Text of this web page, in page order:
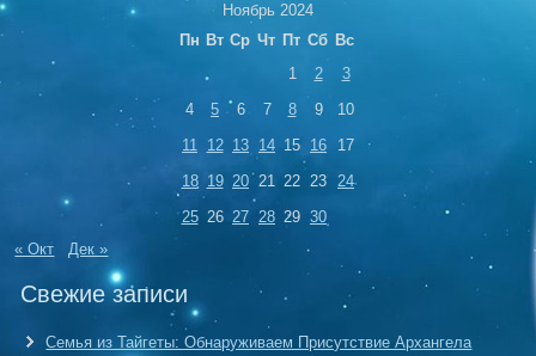
Ноябрь 2024
Пн Вт Ср Чт Пт Сб Вс
1
2
3
4
5 6 7 8 9
10
11 12 13 14 15 16
17
18 19 20 21 22 23 24
25 26 27 28 29 30
« Окт
Дек »
Свежие записи
Семья из Тайгеты: Обнаруживаем Присутствие Архангела